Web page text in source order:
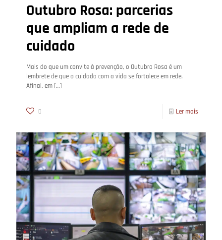
Outubro Rosa: parcerias
que ampliam a rede de
cuidado
Mais do que um convite à prevenção, o Outubro Rosa é um
lembrete de que o cuidado com a vida se fortalece em rede.
Afinal, em […]
0 Ler mais